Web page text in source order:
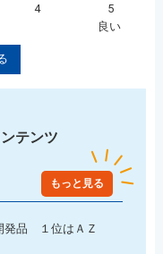
4
5
良い
テンツ
もっと見る
発品 １位はＡＺ